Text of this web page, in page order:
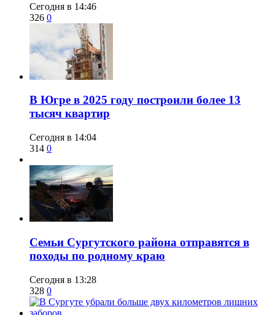
Сегодня в 14:46
326 0
​В Югре в 2025 году построили более 13
тысяч квартир
Сегодня в 14:04
314 0
​Семьи Сургутского района отправятся в
походы по родному краю
Сегодня в 13:28
328 0